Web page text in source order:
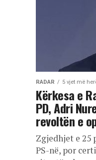
RADAR 5 vjet më
Kërkesa e
PD, Adri
revoltën e
Zgjedhjet e 25
PS-në, por